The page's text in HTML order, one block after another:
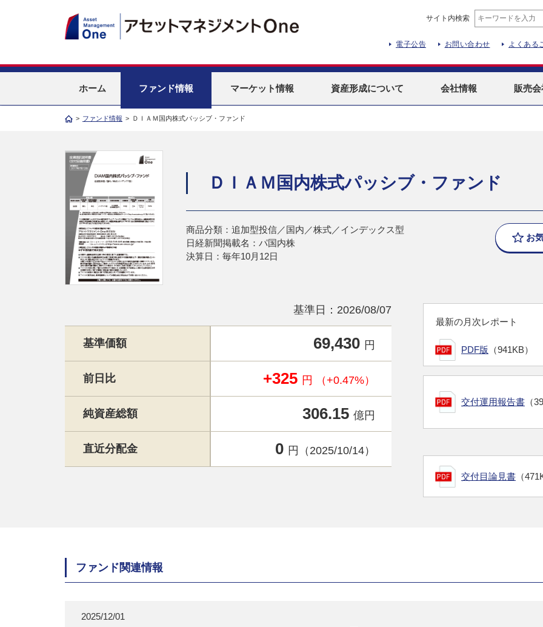
サイト内検索
電子公告 お問い合わせ よくある
ホーム ファンド情報 マーケット情報 資産形成について 会社情報 販売
> ファンド情報 > ＤＩＡＭ国内株式パッシブ・ファンド
ＤＩＡＭ国内株式パッシブ・ファンド
商品分類：追加型投信／国内／株式／インデックス型
日経新聞掲載名：パ国内株
決算日：毎年10月12日
お
基準日：2026/08/07
基準価額 69,430 円
前日比 +325 円 （+0.47%）
純資産総額 306.15 億円
直近分配金 0 円（2025/10/14）
最新の月次レポート
PDF版 （941KB）
交付運用報告書 （
交付目論見書 （
ファンド関連情報
2025/12/01